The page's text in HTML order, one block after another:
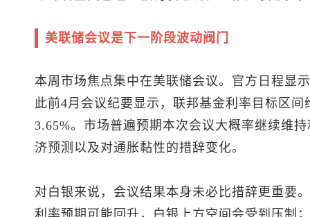
美联储会议是下一阶段波动阀门
本周市场焦点集中在美联储会议。官方日程显
此前4月会议纪要显示，联邦基金利率目标区
3.65%。市场普遍预期本次会议大概率继续维
济预测以及对通胀黏性的措辞变化。
对白银来说，会议结果本身未必比措辞更重要
利率预期可能回升，白银上方空间会受到压制